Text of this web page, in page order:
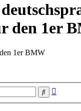
den 1er
1er BMW
Suche